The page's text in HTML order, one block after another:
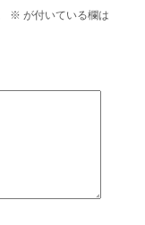
※ が付いている欄は